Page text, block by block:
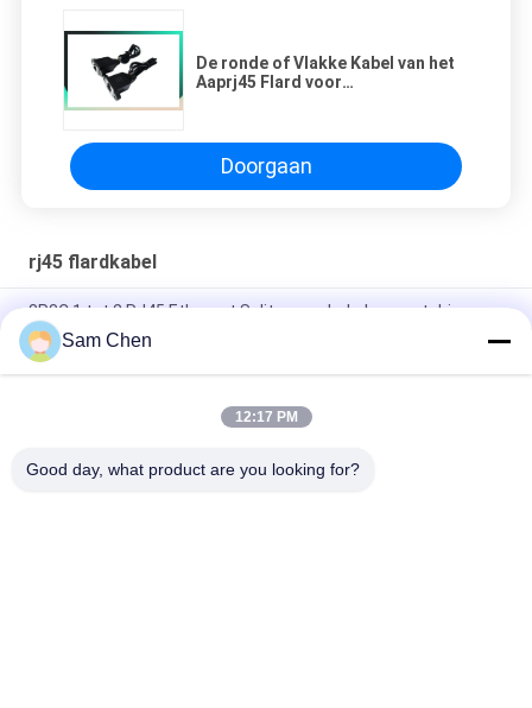
De ronde of Vlakke Kabel van het
Aaprj45 Flard voor
Doorgaan
rj45 flardkabel
8P8C 1 tot 2 RJ45 Ethernet Splitsersschakelaar met drie
richtingen
Mannetje aan de Vrouwelijke 1m Kabel van het Katten6a
Sam Chen
12:17 PM
Good day, what product are you looking for?